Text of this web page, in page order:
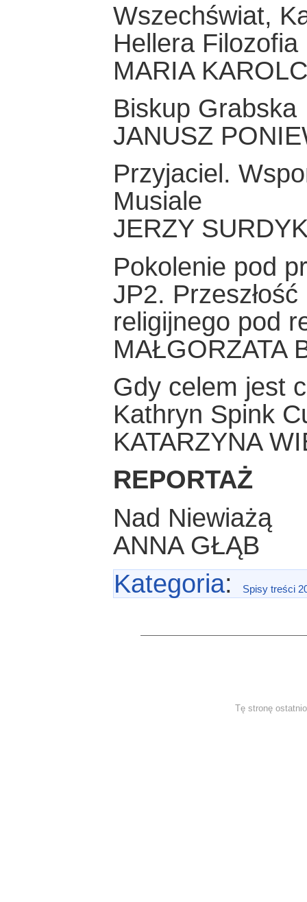
Wszechświat,
Hellera
MARIA
Biskup Grabska
JANUSZ
Przyjaciel.
Musiale
JERZY
Pokolenie pod
JP2.
religijnego pod
MAŁGORZATA
Gdy celem jest
Kathryn Spink
KATARZYNA
REPORTAŻ
Nad Niewiażą
ANNA GŁĄB
Kategoria: Spisy treści
Tę stronę